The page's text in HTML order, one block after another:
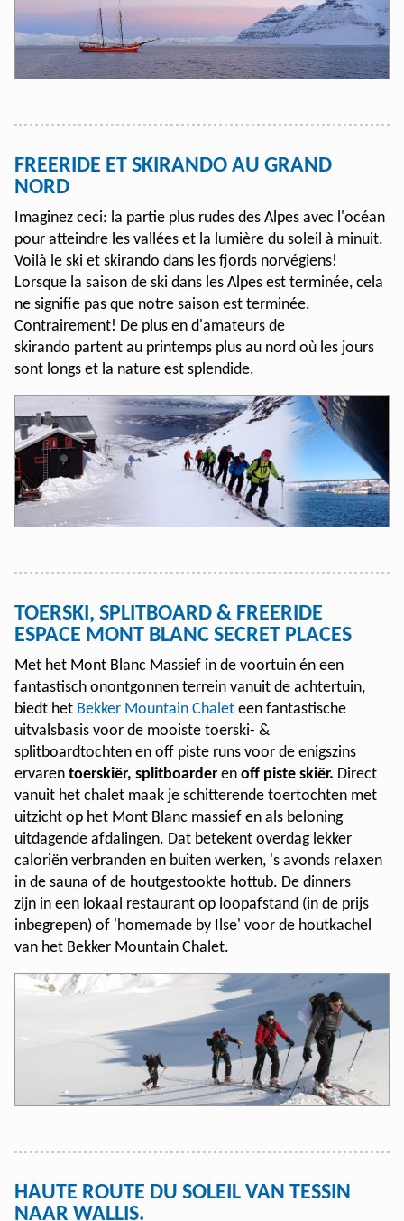
FREERIDE ET SKIRANDO AU GRAND
NORD
Imaginez ceci: la partie plus rudes des Alpes avec l'océan
pour atteindre les vallées et la lumière du soleil à minuit.
Voilà le ski et skirando dans les fjords norvégiens!
Lorsque la saison de ski dans les Alpes est terminée, cela
ne signifie pas que notre saison est terminée.
Contrairement! De plus en d'amateurs de
skirando partent au printemps plus au nord où les jours
sont longs et la nature est splendide.
TOERSKI, SPLITBOARD & FREERIDE
ESPACE MONT BLANC SECRET PLACES
Met het Mont Blanc Massief in de voortuin én een
fantastisch onontgonnen terrein vanuit de achtertuin,
biedt het Bekker Mountain Chalet een fantastische
uitvalsbasis voor de mooiste toerski- &
splitboardtochten en off piste runs voor de enigszins
ervaren toerskiër, splitboarder en off piste skiër. Direct
vanuit het chalet maak je schitterende toertochten met
uitzicht op het Mont Blanc massief en als beloning
uitdagende afdalingen. Dat betekent overdag lekker
caloriën verbranden en buiten werken, 's avonds relaxen
in de sauna of de houtgestookte hottub. De dinners
zijn in een lokaal restaurant op loopafstand (in de prijs
inbegrepen) of 'homemade by Ilse' voor de houtkachel
van het Bekker Mountain Chalet.
HAUTE ROUTE DU SOLEIL VAN TESSIN
NAAR WALLIS.